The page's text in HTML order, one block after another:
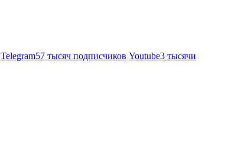
Telegram57 тысяч подписчиков Youtube3 тысячи